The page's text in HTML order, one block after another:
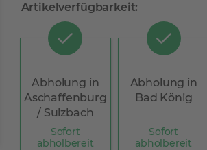
Artikelverfügbarkeit:
Abholung in
Aschaffenburg
/ Sulzbach
Sofort
abholbereit
Abholung in
Bad König
Sofort
abholbereit